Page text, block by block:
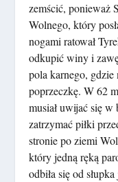
zemścić, ponieważ
Wolnego, który
nogami ratował
odkupić winy i
pola karnego, gdzie
poprzeczkę. W 62
musiał uwijać się w
zatrzymać piłki
stronie po ziemi
który jedną ręką
odbiła się od